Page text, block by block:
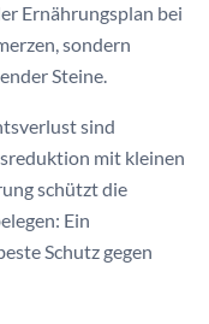
Ernährungsplan bei
sondern
Steine.
sind
mit kleinen
schützt die
Ein
Schutz gegen